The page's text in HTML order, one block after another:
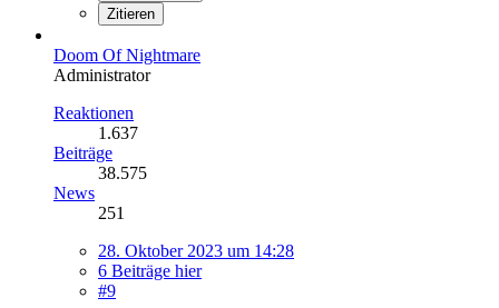
Zitieren
Doom Of Nightmare
Administrator
Reaktionen
1.637
Beiträge
38.575
News
251
28. Oktober 2023 um 14:28
6 Beiträge hier
#9